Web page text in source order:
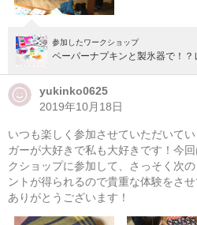
【hyggeシリーズ】ハロウィンキ
ワークショップ
準備中
次の開催をお楽しみに！
参加したワークショップ
ペーパーナプキンと製氷器で！？
yukinko0625
2019年10月18日
いつも楽しく参加させていただいて
ガーが大好きで私も大好きです！今
クショップに参加して、さっそく次
ントが得られるので貴重な体験をさ
ありがとうございます！